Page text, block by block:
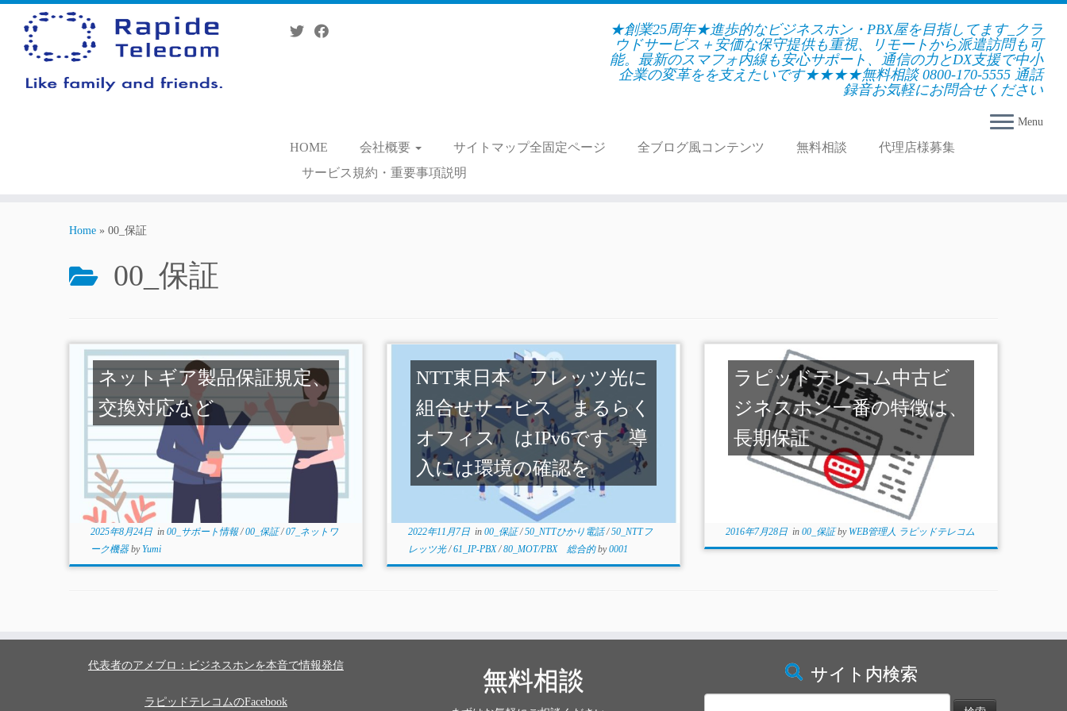
Skip
content
★創業25周年★進歩的なビジネスホン・PBX屋を目指してます_クラ
ウドサービス＋安価な保守提供も重視、リモートから派遣訪問も可
能。最新のスマフォ内線も安心サポート、通信の力とDX支援で中小
企業の変革をを支えたいです★★★★無料相談 0800-170-5555 通話
録音お気軽にお問合せください
Menu
HOME 会社概要 サイトマップ全固定ページ 全ブログ風コンテンツ 無料相談
代理店様募集
サービス規約・重要事項説明
Home » 00_保証
00_保証
ネットギア製品保証規定、
交換対応など
2025年8月24日in 00_サポート情報/00_保証/07_ネットワ
ーク機器byYumi
NTT東日本 フレッツ光に
組合せサービス まるらく
オフィス はIPv6です 導
入には環境の確認を
2022年11月7日in 00_保証/50_NTTひかり電話/50_NTTフ
レッツ光/61_IP-PBX/80_MOT/PBX 総合的by0001
ラピッドテレコム中古ビ
ジネスホン一番の特徴は、
長期保証
2016年7月28日in 00_保証by WEB管理人 ラピッドテレコム
代表者のアメブロ：ビジネスホンを本音で情報発信
ラピッドテレコムのFacebook
無料相談 サイト内検索